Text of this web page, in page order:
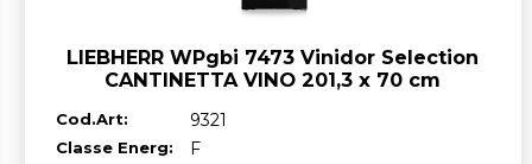
LIEBHERR WPgbi 7473 Vinidor Selection
CANTINETTA VINO 201,3 x 70 cm
RICHIEDI UN PREVENTIVO
Cod.Art: 9321
Classe Energ: F